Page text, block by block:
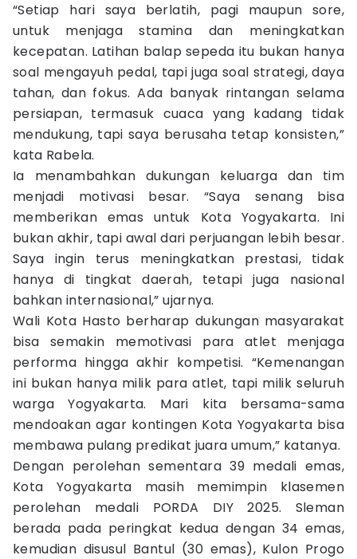
“Setiap hari saya berlatih, pagi maupun sore,
untuk menjaga stamina dan meningkatkan
kecepatan. Latihan balap sepeda itu bukan hanya
soal mengayuh pedal, tapi juga soal strategi, daya
tahan, dan fokus. Ada banyak rintangan selama
persiapan, termasuk cuaca yang kadang tidak
mendukung, tapi saya berusaha tetap konsisten,”
kata Rabela.
Ia menambahkan dukungan keluarga dan tim
menjadi motivasi besar. “Saya senang bisa
memberikan emas untuk Kota Yogyakarta. Ini
bukan akhir, tapi awal dari perjuangan lebih besar.
Saya ingin terus meningkatkan prestasi, tidak
hanya di tingkat daerah, tetapi juga nasional
bahkan internasional,” ujarnya.
Wali Kota Hasto berharap dukungan masyarakat
bisa semakin memotivasi para atlet menjaga
performa hingga akhir kompetisi. “Kemenangan
ini bukan hanya milik para atlet, tapi milik seluruh
warga Yogyakarta. Mari kita bersama-sama
mendoakan agar kontingen Kota Yogyakarta bisa
membawa pulang predikat juara umum,” katanya.
Dengan perolehan sementara 39 medali emas,
Kota Yogyakarta masih memimpin klasemen
perolehan medali PORDA DIY 2025. Sleman
berada pada peringkat kedua dengan 34 emas,
kemudian disusul Bantul (30 emas), Kulon Progo